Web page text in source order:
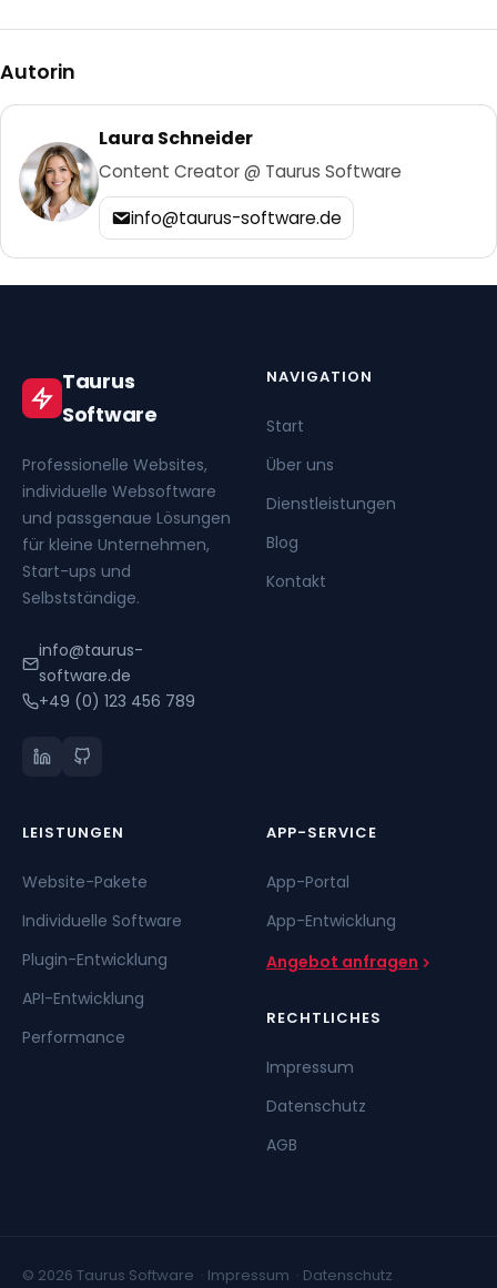
Autorin
Laura Schneider
Content Creator @ Taurus Software
info@taurus-software.de
Taurus
Software
Professionelle Websites,
individuelle Websoftware
und passgenaue Lösungen
für kleine Unternehmen,
Start-ups und
Selbstständige.
info@taurus-
software.de
+49 (0) 123 456 789
NAVIGATION
Start
Über uns
Dienstleistungen
Blog
Kontakt
LEISTUNGEN
Website-Pakete
Individuelle Software
Plugin-Entwicklung
API-Entwicklung
Performance
APP-SERVICE
App-Portal
App-Entwicklung
Angebot anfragen
RECHTLICHES
Impressum
Datenschutz
AGB
© 2026 Taurus Software · Impressum · Datenschutz